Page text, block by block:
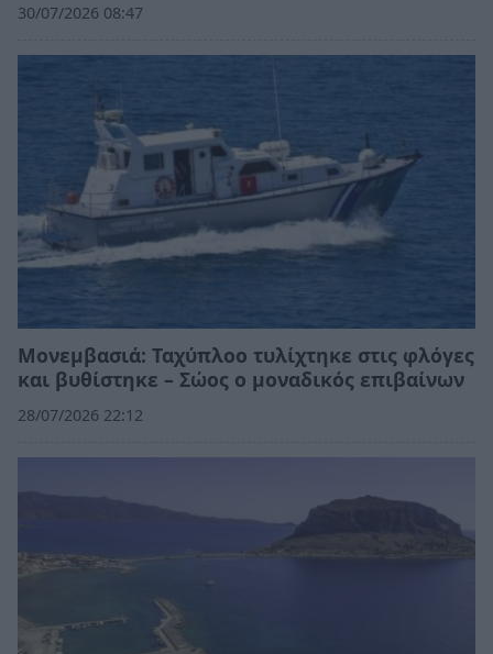
30/07/2026 08:47
Μονεμβασιά: Ταχύπλοο τυλίχτηκε στις φλόγες
και βυθίστηκε – Σώος ο μοναδικός επιβαίνων
28/07/2026 22:12